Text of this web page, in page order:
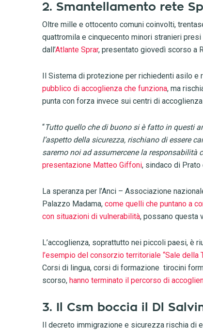
2. Smantellamento rete
Oltre mille e ottocento comuni coinvolti,
quattromila e cinquecento minori stranieri
dall’Atlante Sprar, presentato giovedì scorso a
Il Sistema di protezione per richiedenti asilo
pubblico di accoglienza che funziona, ma
punta con forza invece sui centri di
“Tutto quello che di buono si è fatto in questi
l’aspetto della sicurezza, rischiano di essere
saremo noi ad assumercene la responsabilità
presentazione Matteo Giffoni, sindaco di Prato
La speranza per l’Anci – Associazione
Palazzo Madama, come quelli che puntano a
con situazioni di vulnerabilità, possano questa
L’accoglienza, soprattutto nei piccoli paesi, è
l’esempio del consorzio territoriale “Sale della
Corsi di lingua, corsi di formazione tirocini
scorso, hanno terminato il percorso di
3. Il Csm boccia il Dl
Il decreto immigrazione e sicurezza rischia di